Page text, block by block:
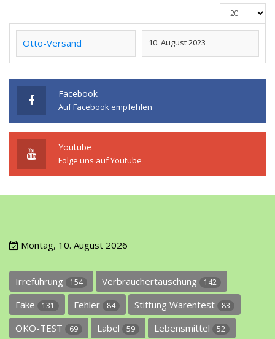
Otto-Versand 10. August 2023
Facebook
Auf Facebook empfehlen
Youtube
Folge uns auf Youtube
Montag, 10. August 2026
Irreführung 154 Verbrauchertäuschung 142
Fake 131 Fehler 84 Stiftung Warentest 83
ÖKO-TEST 69 Label 59 Lebensmittel 52